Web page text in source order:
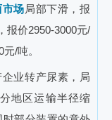
市场局部下滑，报
报价2950-3000元/
/吨。
业转产尿素，局
地区运输半径缩